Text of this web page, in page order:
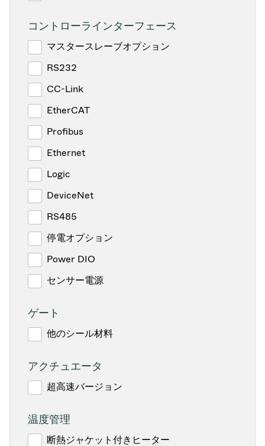
コントローラインターフェース
マスタースレーブオプション
RS232
CC-Link
EtherCAT
Profibus
Ethernet
Logic
DeviceNet
RS485
停電オプション
Power DIO
センサー電源
ゲート
他のシール材料
アクチュエータ
超高速バージョン
温度管理
断熱ジャケット付きヒーター